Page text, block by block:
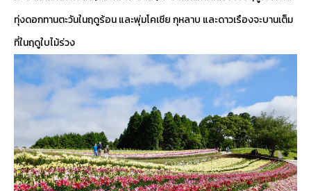
ทุ่งดอกทานตะวันในฤดูร้อน และพุ่มโคเชีย กุหลาบ และดาวเรืองจะบานเต็ม
ที่ในฤดูใบไม้ร่วง